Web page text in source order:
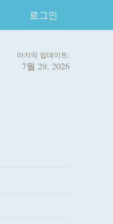
로그인
마지막 업데이트:
7월 29, 2026